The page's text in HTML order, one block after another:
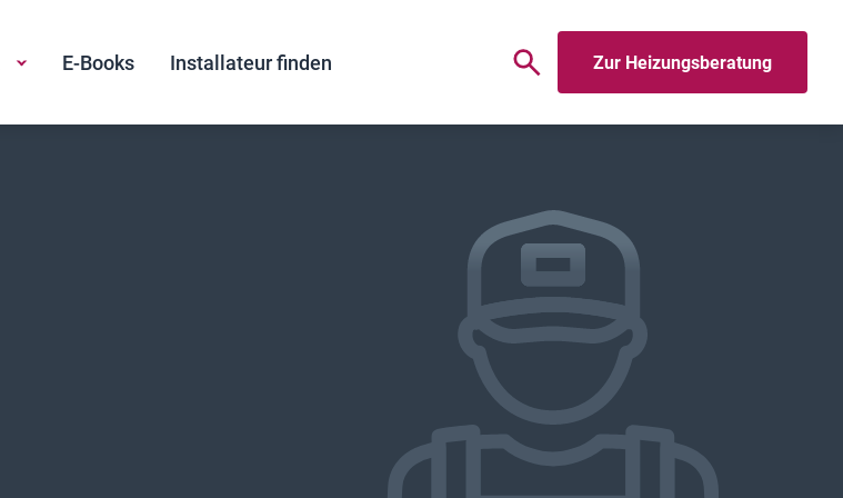
E-Books Installateur finden Zur Heizungsberatung